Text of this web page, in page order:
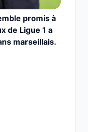
promis à
de Ligue 1 a
marseillais.